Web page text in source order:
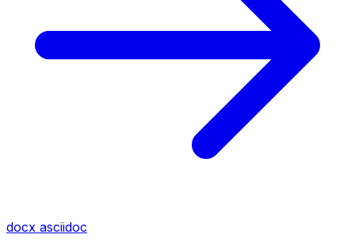
docx asciidoc